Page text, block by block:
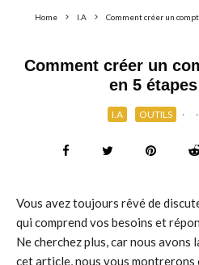
Home I.A Comment créer un
Comment créer un
en 5
I.A OUTILS · ·
Vous avez toujours rêvé de
qui comprend vos besoins et
Ne cherchez plus, car nous
cet article, nous vous montrerons